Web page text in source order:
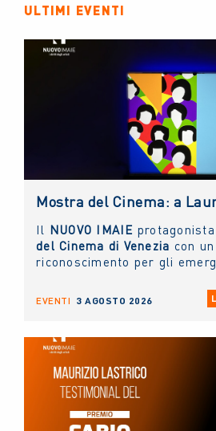
ULTIMI EVENTI
Il NUOVO IMAIE
del Cinema di Venezia con un
riconoscimento per gli
EVENTI 3 AGOSTO 2026